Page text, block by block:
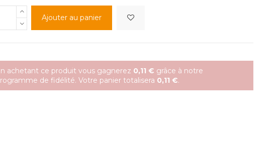
Ajouter au panier
achetant ce produit vous gagnerez 0,11 € grâce à notre
de fidélité. Votre panier totalisera 0,11 €.